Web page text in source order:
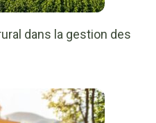
dans la gestion des